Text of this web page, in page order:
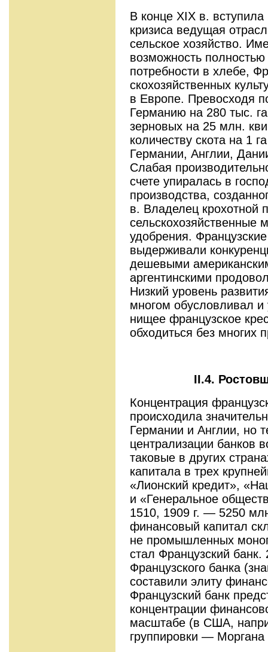
В конце XIX в. вступила
кризиса веду­щая
сельское хозяйство.
возможность
потребности в хлебе,
скохозяйственных
в Европе. Превосходя
Германию на 280 тыс.
зерновых на 25 млн.
количеству скота на 1
Герма­нии, Англии,
Слабая
счете упиралась в
производства,
в. Владелец крохотной
сельскохозяйственные
удобре­ния.
выдерживали
дешевыми
аргентинскими
Низкий уровень
многом обусловливал и
нищее французское
обходиться без
II.4.
Концентрация
происходила
Германии и Англии, но
централизации банков
таковые в других
капитала в трех
«Лионский кредит»,
и «Генеральное
1510, 1909 г. — 5250
финансовый капитал
не промыш­ленных
стал Французский
Французского банка
составили элиту
Французский банк
концен­трации
масштабе (в США,
группировки —